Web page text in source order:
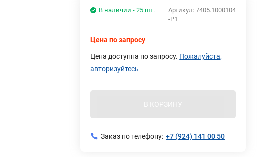
Артикул: 7405.1000104
-Р1
В наличии - 25 шт.
Цена по запросу
Цена доступна по запросу. Пожалуйста,
авторизуйтесь
В КОРЗИНУ
Заказ по телефону: +7 (924) 141 00 50